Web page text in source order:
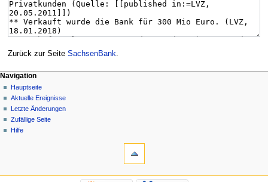
Zurück zur Seite SachsenBank
Navigation
Hauptseite
Aktuelle Ereignisse
Letzte Änderungen
Zufällige Seite
Hilfe